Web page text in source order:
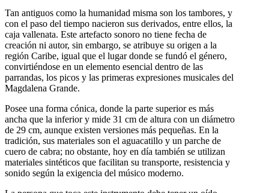
Tan antiguos como la humanidad misma son los tambores, y
con el paso del tiempo nacieron sus derivados, entre ellos, la
caja vallenata. Este artefacto sonoro no tiene fecha de
creación ni autor, sin embargo, se atribuye su origen a la
región Caribe, igual que el lugar donde se fundó el género,
convirtiéndose en un elemento esencial dentro de las
parrandas, los picos y las primeras expresiones musicales del
Magdalena Grande.
Posee una forma cónica, donde la parte superior es más
ancha que la inferior y mide 31 cm de altura con un diámetro
de 29 cm, aunque existen versiones más pequeñas. En la
tradición, sus materiales son el aguacatillo y un parche de
cuero de cabra; no obstante, hoy en día también se utilizan
materiales sintéticos que facilitan su transporte, resistencia y
sonido según la exigencia del músico moderno.